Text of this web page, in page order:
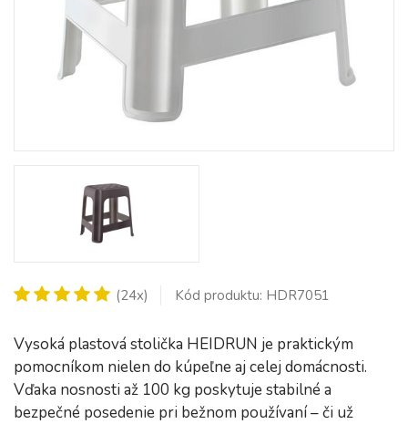
(24x) Kód produktu: HDR7051
Vysoká plastová stolička HEIDRUN je praktickým
pomocníkom nielen do kúpeľne aj celej domácnosti.
Vďaka nosnosti až 100 kg poskytuje stabilné a
bezpečné posedenie pri bežnom používaní – či už